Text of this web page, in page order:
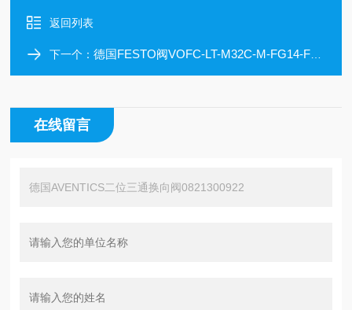
返回列表
下一个：德国FESTO阀VOFC-LT-M32C-M-FG14-F19A
在线留言